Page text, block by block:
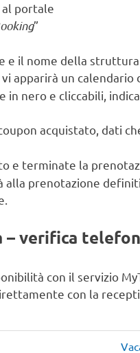
portale
”
e il nome della
vi apparirà un
nero e cliccabili,
acquistato, dati
e terminate la
prenotazione
verifica
con il servizio
con la